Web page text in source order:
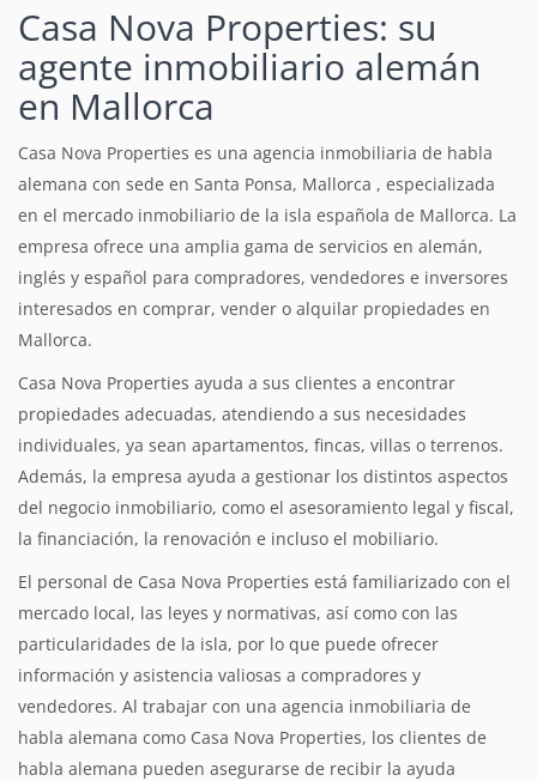
Casa Nova Properties: su
agente inmobiliario alemán
en Mallorca
Casa Nova Properties es una agencia inmobiliaria de habla
alemana con sede en Santa Ponsa, Mallorca , especializada
en el mercado inmobiliario de la isla española de Mallorca. La
empresa ofrece una amplia gama de servicios en alemán,
inglés y español para compradores, vendedores e inversores
interesados en comprar, vender o alquilar propiedades en
Mallorca.
Casa Nova Properties ayuda a sus clientes a encontrar
propiedades adecuadas, atendiendo a sus necesidades
individuales, ya sean apartamentos, fincas, villas o terrenos.
Además, la empresa ayuda a gestionar los distintos aspectos
del negocio inmobiliario, como el asesoramiento legal y fiscal,
la financiación, la renovación e incluso el mobiliario.
El personal de Casa Nova Properties está familiarizado con el
mercado local, las leyes y normativas, así como con las
particularidades de la isla, por lo que puede ofrecer
información y asistencia valiosas a compradores y
vendedores. Al trabajar con una agencia inmobiliaria de
habla alemana como Casa Nova Properties, los clientes de
habla alemana pueden asegurarse de recibir la ayuda